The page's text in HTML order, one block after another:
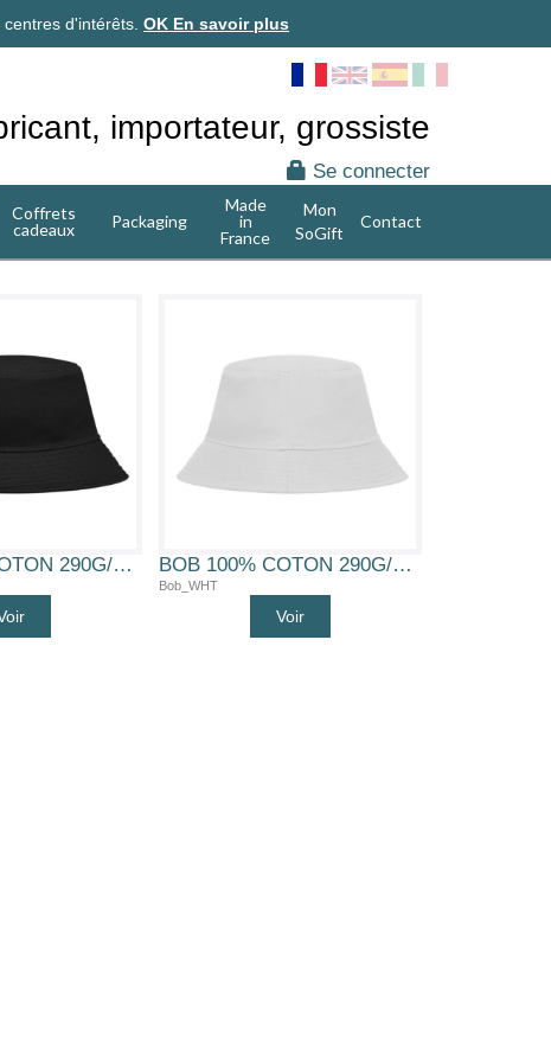
d'intérêts. OK En savoir plus
importateur, grossiste
Se connecter
Coffrets
cadeaux
Packaging
Made
in
France
Mon
SoGift
Contact
BOB 100% COTON 290G/M2 (NOIR) BOB 100% COTON 290G/M2 (BLANC)
Bob_WHT
Voir